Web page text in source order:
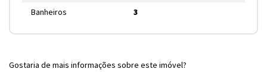
Banheiros
3
Gostaria de mais informações sobre este imóvel?